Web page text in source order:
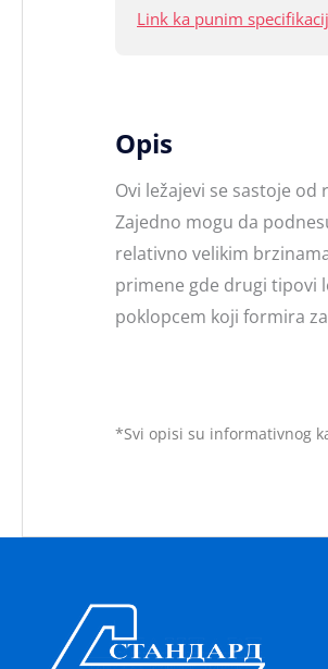
Link ka punim
Opis
Ovi ležajevi se sastoje
Zajedno mogu da
relativno velikim
primene gde drugi tipovi
poklopcem koji formira
*Svi opisi su informativnog